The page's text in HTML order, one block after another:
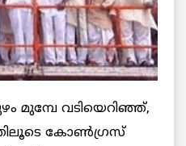
മുമ്പേ വടിയെറിഞ്ഞ്,
കോണ്‍ഗ്രസ്